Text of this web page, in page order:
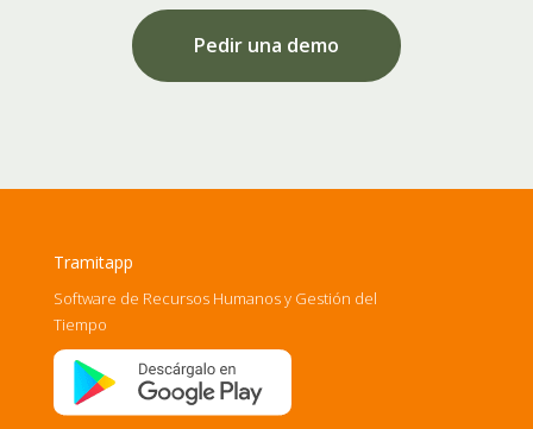
Pedir una demo
Tramitapp
Software de Recursos Humanos y Gestión del
Tiempo